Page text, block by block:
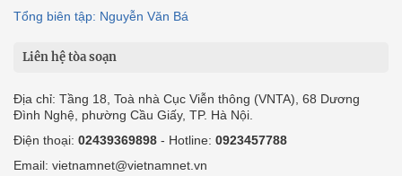
Tổng biên tập: Nguyễn Văn Bá
Liên hệ tòa soạn
Địa chỉ: Tầng 18, Toà nhà Cục Viễn thông (VNTA), 68 Dương
Đình Nghệ, phường Cầu Giấy, TP. Hà Nội.
Điện thoại: 02439369898 - Hotline: 0923457788
Email: vietnamnet@vietnamnet.vn